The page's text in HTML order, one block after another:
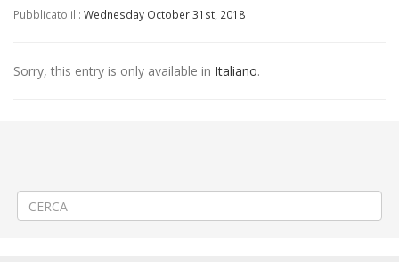
Pubblicato il : Wednesday October 31st, 2018
Sorry, this entry is only available in Italiano.